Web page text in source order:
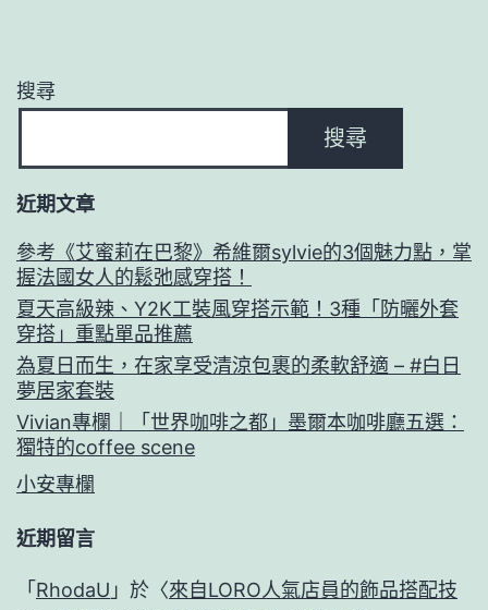
搜尋
搜尋
近期文章
參考《艾蜜莉在巴黎》希維爾sylvie的3個魅力點，掌
握法國女人的鬆弛感穿搭！
夏天高級辣、Y2K工裝風穿搭示範！3種「防曬外套
穿搭」重點單品推薦
為夏日而生，在家享受清涼包裹的柔軟舒適 – #白日
夢居家套裝
Vivian專欄｜「世界咖啡之都」墨爾本咖啡廳五選：
獨特的coffee scene
小安專欄
近期留言
「 RhodaU 」於〈來自LORO人氣店員的飾品搭配技